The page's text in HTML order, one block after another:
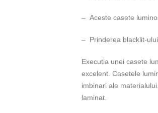
– Aceste casete
– Prinderea blacklit-
Executia unei casete
excelent. Casetele
imbinari ale
laminat.